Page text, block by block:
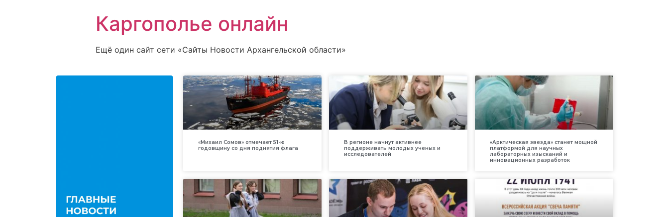
Каргополье онлайн
Ещё один сайт сети «Сайты Новости Архангельской области»
«Михаил Сомов» отмечает 51-ю
годовщину со дня поднятия флага
В регионе начнут активнее
поддерживать молодых ученых и
исследователей
«Арктическая звезда» станет мощной
платформой для научных
лабораторных изысканий и
инновационных разработок